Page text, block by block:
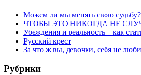
Можем ли мы менять свою судьбу?
ЧТОБЫ ЭТО НИКОГДА НЕ
Убеждения и реальность – как
Русский крест
За что ж вы, девочки, себя не
Рубрики